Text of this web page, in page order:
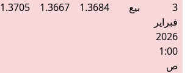
3
فبراير
2026
1:00
ص
بيع 1.3684
1.3667
1.3705